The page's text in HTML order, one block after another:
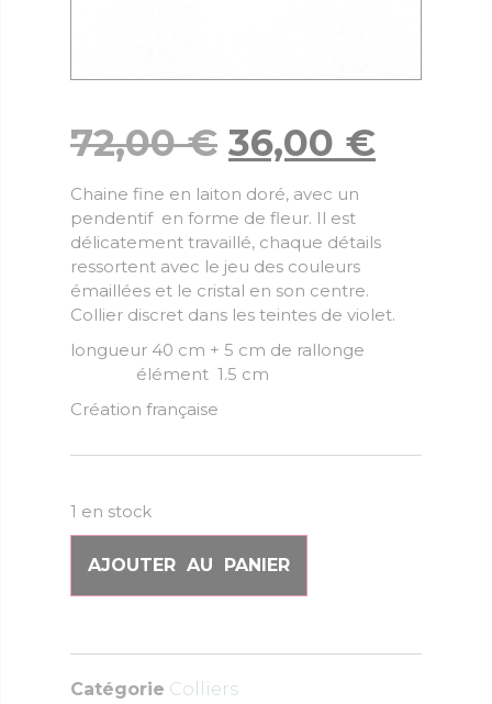
72,00€ 36,00 €
Chaine fine en laiton doré, avec un
pendentif en forme de fleur. Il est
délicatement travaillé, chaque détails
ressortent avec le jeu des couleurs
émaillées et le cristal en son centre.
Collier discret dans les teintes de violet.
longueur 40 cm + 5 cm de rallonge
élément 1.5 cm
Création française
1 en stock
AJOUTER AU PANIER
Catégorie Colliers